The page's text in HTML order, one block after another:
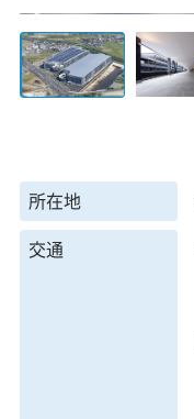
所在地
交通